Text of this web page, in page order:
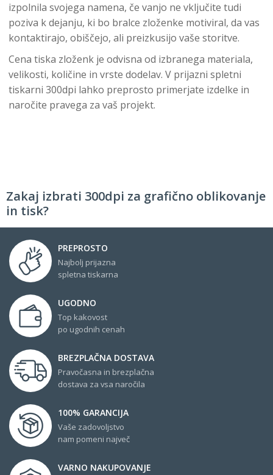
izpolnila svojega namena, če vanjo ne vključite tudi
poziva k dejanju, ki bo bralce zloženke motiviral, da vas
kontaktirajo, obiščejo, ali preizkusijo vaše storitve.
Cena tiska zloženk je odvisna od izbranega materiala,
velikosti, količine in vrste dodelav. V prijazni spletni
tiskarni 300dpi lahko preprosto primerjate izdelke in
naročite pravega za vaš projekt.
Zakaj izbrati 300dpi za grafično oblikovanje
in tisk?
PREPROSTO
Najbolj prijazna
spletna tiskarna
UGODNO
Top kakovost
po ugodnih cenah
BREZPLAČNA DOSTAVA
Pravočasna in brezplačna
dostava za vsa naročila
100% GARANCIJA
Vaše zadovoljstvo
nam pomeni največ
VARNO NAKUPOVANJE